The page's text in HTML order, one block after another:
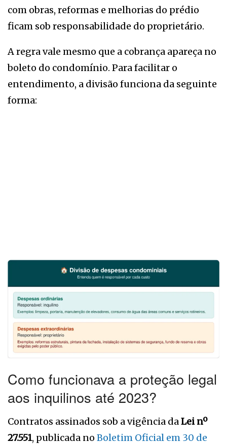
com obras, reformas e melhorias do prédio
ficam sob responsabilidade do proprietário.
A regra vale mesmo que a cobrança apareça no
boleto do condomínio. Para facilitar o
entendimento, a divisão funciona da seguinte
forma:
Como funcionava a proteção legal
aos inquilinos até 2023?
Contratos assinados sob a vigência daLei nº
27.551, publicada no Boletim Oficial em 30 de